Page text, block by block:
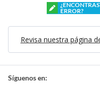
ERROR?
Revisa nuestra página
Síguenos en: